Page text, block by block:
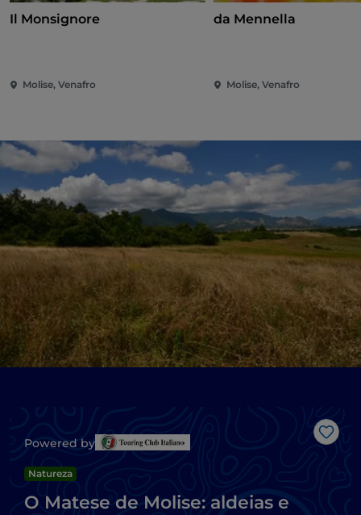
Il Monsignore
Molise, Venafro
da Mennella
Molise, Venafro
Powered by
Natureza
O Matese de Molise: aldeias e